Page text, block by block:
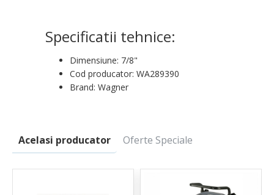
Specificatii tehnice:
Dimensiune: 7/8"
Cod producator: WA289390
Brand: Wagner
Acelasi producator Oferte Speciale